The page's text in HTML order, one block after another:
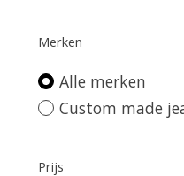
Merken
Alle merken
Custom made
Prijs